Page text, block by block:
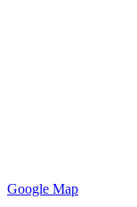
Google Map